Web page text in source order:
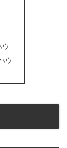
ウ
ウ